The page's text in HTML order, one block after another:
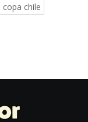
copa chile